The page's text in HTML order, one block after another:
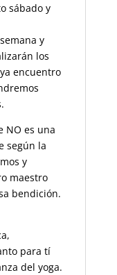
sábado y
y
los
encuentro
NO es una
según la
y
maestro
bendición.
para tí
del yoga.